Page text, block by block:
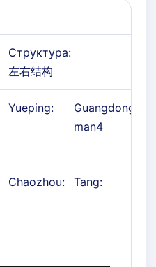
Структура:
左右结构
Yueping:
Guangdong:
man4
Chaozhou: Tang: